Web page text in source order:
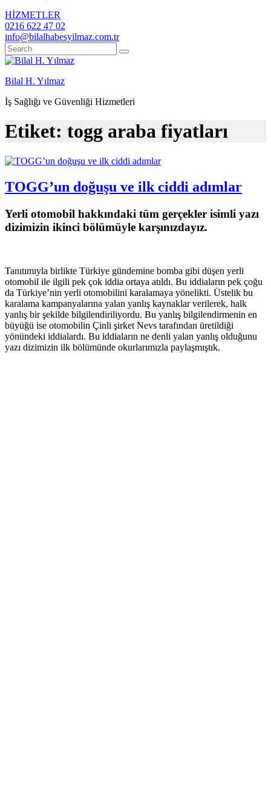
HİZMETLER
0216 622 47 02
info@bilalhabesyilmaz.com.tr
Bilal H. Yılmaz
İş Sağlığı ve Güvenliği Hizmetleri
Etiket: togg araba fiyatları
TOGG’un doğuşu ve ilk ciddi adımlar
Yerli otomobil hakkındaki tüm gerçekler isimli yazı
dizimizin ikinci bölümüyle karşınızdayız.
Tanıtımıyla birlikte Türkiye gündemine bomba gibi düşen yerli
otomobil ile ilgili pek çok iddia ortaya atıldı. Bu iddiaların pek çoğu
da Türkiye’nin yerli otomobilini karalamaya yönelikti. Üstelik bu
karalama kampanyalarına yalan yanlış kaynaklar verilerek, halk
yanlış bir şekilde bilgilendiriliyordu. Bu yanlış bilgilendirmenin en
büyüğü ise otomobilin Çinli şirket Nevs tarafından üretildiği
yönündeki iddialardı. Bu iddiaların ne denli yalan yanlış olduğunu
yazı dizimizin ilk bölümünde okurlarımızla paylaşmıştık.